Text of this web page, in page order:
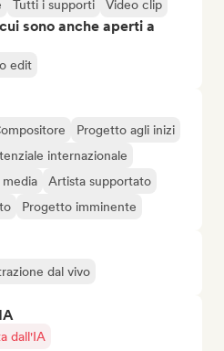
Tutti i supporti Video clip
sono anche aperti a
edit
Progetto agli inizi
internazionale
media
Artista supportato
Progetto imminente
dal vivo
dall'IA